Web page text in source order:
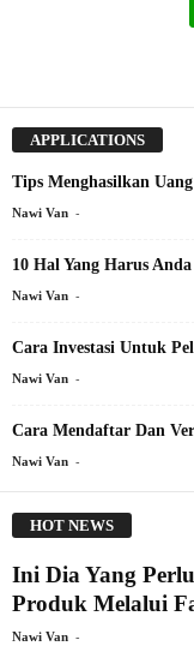
APPLICATIONS
Tips Menghasilkan
Nawi Van -
10 Hal Yang Harus
Nawi Van -
Cara Investasi Untuk
Nawi Van -
Cara Mendaftar Dan
Nawi Van -
HOT NEWS
Ini Dia Yang
Produk Melalui
Nawi Van -